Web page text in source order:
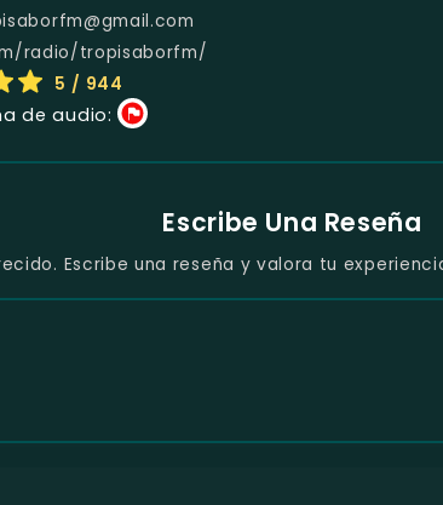
radio/tropisaborfm/
5 / 944
de audio:
Escribe Una Reseña
Escribe una reseña y valora tu